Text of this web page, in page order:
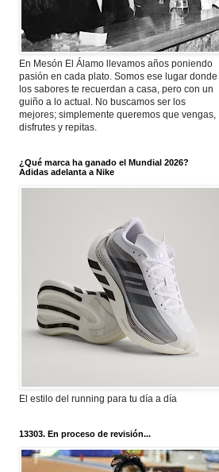
En Mesón El Álamo llevamos años poniendo
pasión en cada plato. Somos ese lugar donde
los sabores te recuerdan a casa, pero con un
guiño a lo actual. No buscamos ser los
mejores; simplemente queremos que vengas,
disfrutes y repitas.
¿Qué marca ha ganado el Mundial 2026?
Adidas adelanta a Nike
El estilo del running para tu día a día
13303. En proceso de revisión...